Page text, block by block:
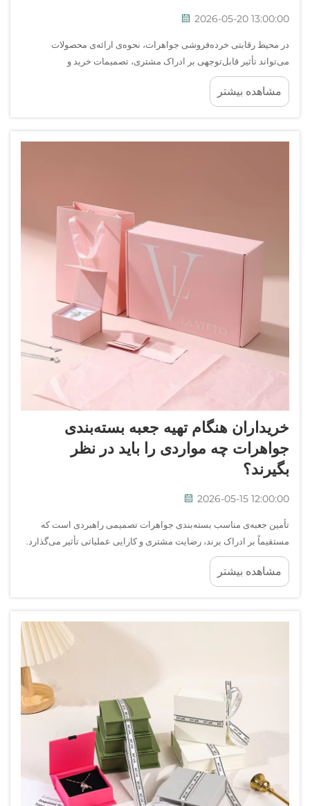
2026-05-20 13:00:00
در محیط رقابتی خرده‌فروشی جواهرات، نحوه‌ی ارائه‌ی محصولات
می‌تواند تأثیر قابل‌توجهی بر ادراک مشتری، تصمیمات خرید و
موقعیت‌یابی کلی برند داشته باشد. راه‌حل‌های سفارشی نمایش جواهرات
به خرده‌فروشان مزیت راهبردی... ارائه می‌دهند.
مشاهده بیشتر
خریداران هنگام تهیه جعبه بسته‌بندی
جواهرات چه مواردی را باید در نظر
بگیرند؟
2026-05-15 12:00:00
تأمین جعبه‌ی مناسب بسته‌بندی جواهرات تصمیمی راهبردی است که
مستقیماً بر ادراک برند، رضایت مشتری و کارایی عملیاتی تأثیر می‌گذارد.
خریداران در صنعت جواهرات با طیف پیچیده‌ای از انتخاب‌های مواد،
طراحی ساختاری... روبرو هستند.
مشاهده بیشتر